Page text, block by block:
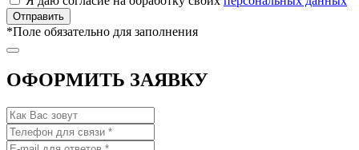
*Поле обязательно для заполнения
ОФОРМИТЬ ЗАЯВКУ